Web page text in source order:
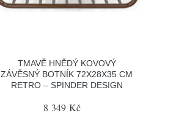
TMAVĚ HNĚDÝ KOVOVÝ
ZÁVĚSNÝ BOTNÍK 72X28X35 CM
RETRO – SPINDER DESIGN
8 349 Kč